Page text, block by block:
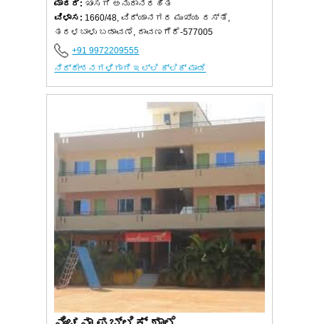
ಮಾದರಿ: ಖಾಸಗಿ ಅನುದಾನರಹಿತ
ವಿಳಾಸ: 1660/48, ವಿದ್ಯಾನಗರ ಮುಖ್ಯ ರಸ್ತೆ,
ತರಳಬಾಳು ಬಡಾವಣೆ, ದಾವಣಗೆರೆ-577005
+91 9972209555
ನಿರ್ದೇಶನಗಳಿಗಾಗಿ ಇಲ್ಲಿ ಕ್ಲಿಕ್ ಮಾಡಿ